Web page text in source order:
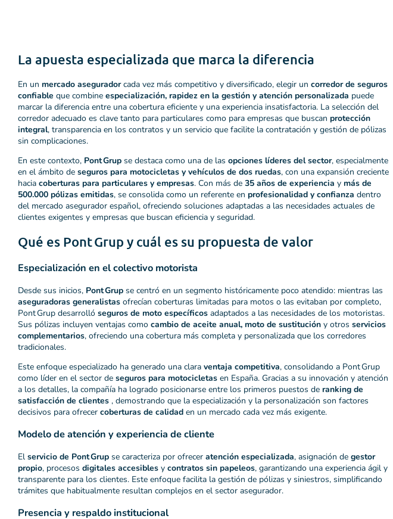
La apuesta especializada que marca la diferencia
En un mercado aseguradorcada vez más competitivo y diversificado, elegir un corredor de seguros
confiable que combine especialización, rapidez en la gestión y atención personalizada puede
marcar la diferencia entre una cobertura eficiente y una experiencia insatisfactoria. La selección del
corredor adecuado es clave tanto para particulares como para empresas que buscan protección
integral, transparencia en los contratos y un servicio que facilite la contratación y gestión de pólizas
sin complicaciones.
En este contexto, Pont Grup se destaca como una de las opciones líderes del sector, especialmente
en el ámbito de seguros para motocicletas y vehículos de dos ruedas, con una expansión creciente
hacia coberturas para particulares y empresas. Con más de 35 años de experiencia y más de
500.000 pólizas emitidas, se consolida como un referente en profesionalidad y confianza dentro
del mercado asegurador español, ofreciendo soluciones adaptadas a las necesidades actuales de
clientes exigentes y empresas que buscan eficiencia y seguridad.
Qué es Pont Grup y cuál es su propuesta de valor
Especialización en el colectivo motorista
Desde sus inicios, Pont Grup se centró en un segmento históricamente poco atendido: mientras las
aseguradoras generalistas ofrecían coberturas limitadas para motos o las evitaban por completo,
Pont Grup desarrolló seguros de moto específicos adaptados a las necesidades de los motoristas.
Sus pólizas incluyen ventajas como cambio de aceite anual, moto de sustitución y otros servicios
complementarios, ofreciendo una cobertura más completa y personalizada que los corredores
tradicionales.
Este enfoque especializado ha generado una clara ventaja competitiva, consolidando a Pont Grup
como líder en el sector de seguros para motocicletas en España. Gracias a su innovación y atención
a los detalles, la compañía ha logrado posicionarse entre los primeros puestos de ranking de
satisfacción de clientes , demostrando que la especialización y la personalización son factores
decisivos para ofrecer coberturas de calidad en un mercado cada vez más exigente.
Modelo de atención y experiencia de cliente
El servicio de Pont Grup se caracteriza por ofrecer atención especializada, asignación de gestor
propio, procesos digitales accesibles y contratos sin papeleos, garantizando una experiencia ágil y
transparente para los clientes. Este enfoque facilita la gestión de pólizas y siniestros, simplificando
trámites que habitualmente resultan complejos en el sector asegurador.
Presencia y respaldo institucional